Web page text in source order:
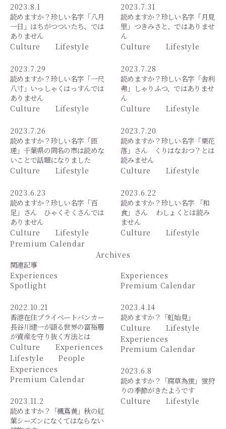
2023.8.1
読めますか？珍しい名字「八月
一日」はちがつついたち、では
ありません
Culture
Lifestyle
2023.7.31
読めますか？珍しい名字「月見
里」つきみさと、ではありませ
ん
Culture
Lifestyle
2023.7.29
読めますか？珍しい名字「一尺
八寸」いっしゃくはっすんでは
ありません
Culture
Lifestyle
2023.7.28
読めますか？珍しい名字「舎利
弗」しゃりふつ、ではありませ
ん
Culture
Lifestyle
2023.7.26
読めますか？珍しい名字「匝
瑳」千葉県の同名の市は読めな
いことで話題になりました
Culture
Lifestyle
2023.7.20
読めますか？珍しい名字「栗花
落」さん くりはなおつ？とは
読みません
Culture
Lifestyle
2023.6.23
読めますか？珍しい名字「百
足」さん ひゃくそくさんでは
ありません
Culture
Lifestyle
2023.6.22
読めますか？珍しい名字 「和
食」さん わしょくとは読み
ません
Culture
Lifestyle
Premium Calendar
Archives
関連記事
Experiences
Spotlight
2022.10.21
香港在住プライベートバンカー
長谷川建一が語る世界の富裕層
が資産を守り抜く方法とは
Culture
Experiences
Lifestyle
People
Experiences
Premium Calendar
2023.4.14
読めますか？「虹始見」
Culture
Lifestyle
Experiences
Premium Calendar
2023.6.8
読めますか？「腐草為蛍」蛍狩
りの季節がきたようです
Culture
Lifestyle
Experiences
Premium Calendar
2023.11.2
読めますか？「楓蔦黄」秋の紅
葉シーズンになくてはならない